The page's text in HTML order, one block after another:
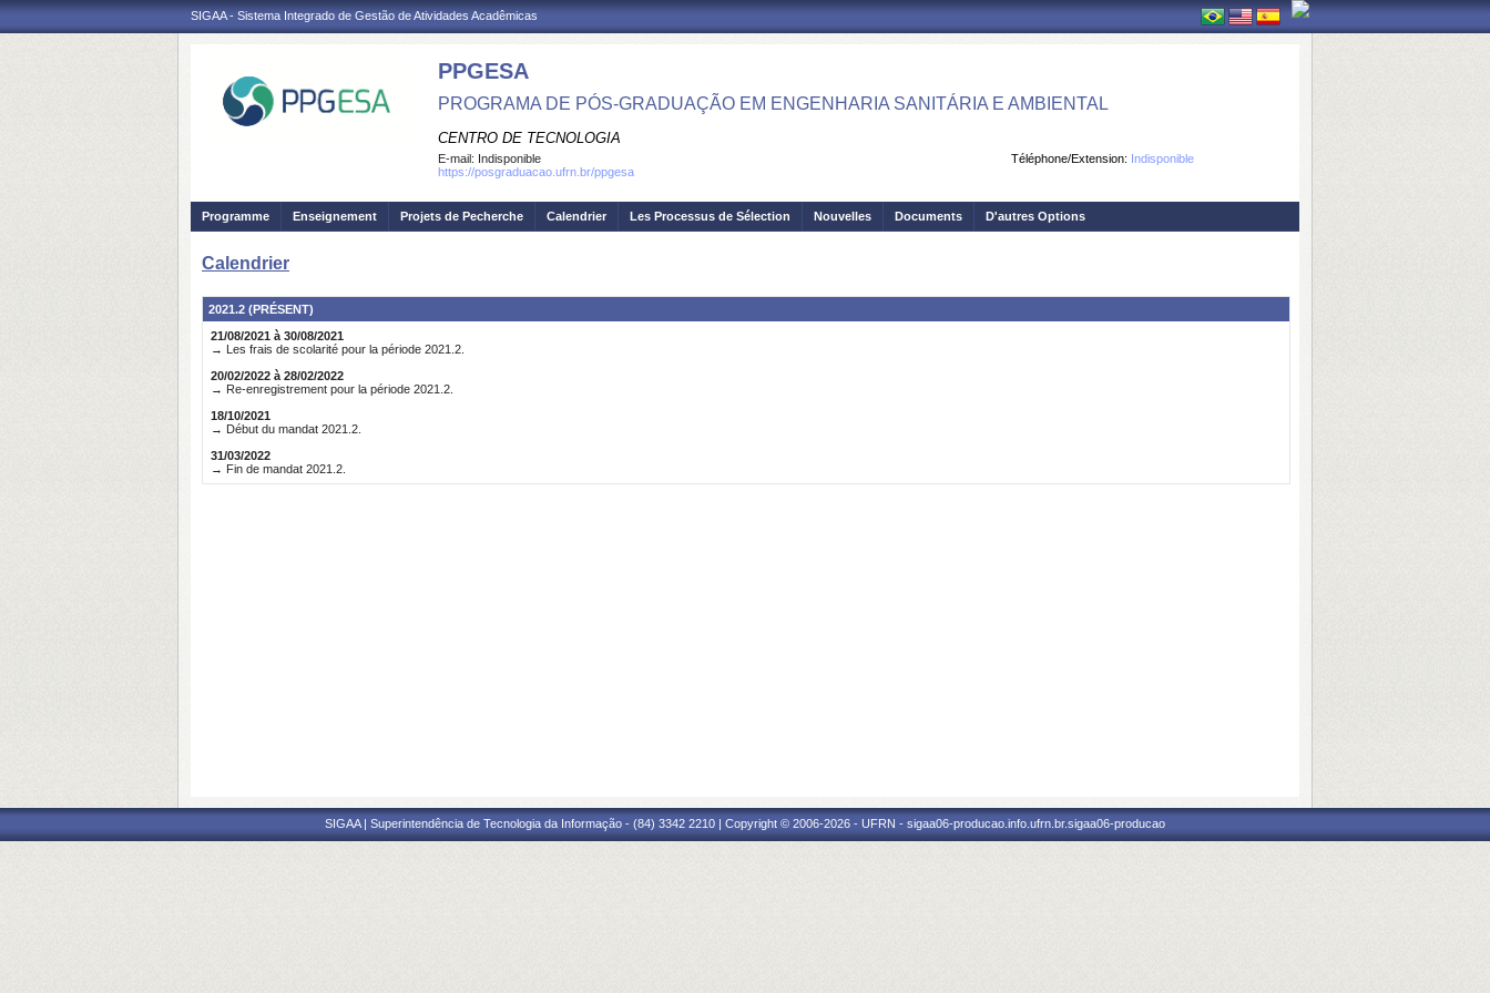
SIGAA - Sistema Integrado de Gestão de Atividades Acadêmicas
PPGESA
PROGRAMA DE PÓS-GRADUAÇÃO EM ENGENHARIA SANITÁRIA E AMBIENTAL
CENTRO DE TECNOLOGIA
Téléphone/Extension: Indisponible
E-mail: Indisponible
https://posgraduacao.ufrn.br/ppgesa
Programme Enseignement Projets de Pecherche Calendrier Les Processus de Sélection Nouvelles Documents D'autres Options
Calendrier
2021.2 (PRÉSENT)
21/08/2021 à 30/08/2021
→ Les frais de scolarité pour la période 2021.2.
20/02/2022 à 28/02/2022
→ Re-enregistrement pour la période 2021.2.
18/10/2021
→ Début du mandat 2021.2.
31/03/2022
→ Fin de mandat 2021.2.
SIGAA | Superintendência de Tecnologia da Informação - (84) 3342 2210 | Copyright © 2006-2026 - UFRN - sigaa06-producao.info.ufrn.br.sigaa06-producao